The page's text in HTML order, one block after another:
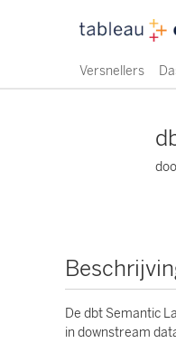
Versnellers
De dbt Semantic
in downstream